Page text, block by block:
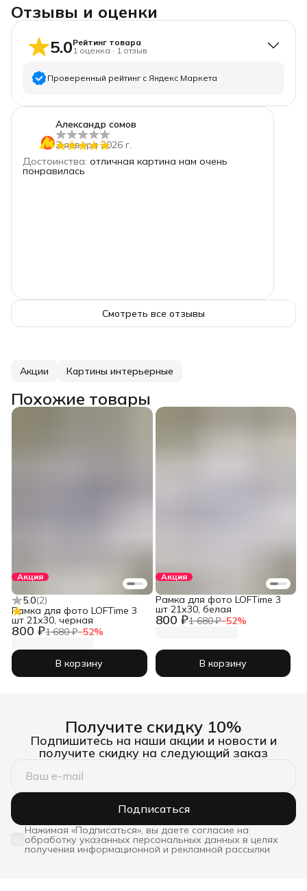
Отзывы и оценки
5.0Рейтинг товара
1 оценка · 1 отзыв
Проверенный рейтинг с Яндекс Маркета
5 звёзд
1
звезды
звезды
2 звезды
Александр сомов
2 января 2026 г.
Достоинства: отличная картина нам очень
понравилась
Смотреть все отзывы
Акции Картины интерьерные
Похожие товары
Акция
5.0(2)
800 ₽1 680 ₽−52%
Рамка для фото LOFTime 3
шт 21х30, черная
В корзину
Акция
800 ₽1 680 ₽−52%
Рамка для фото LOFTime 3
шт 21х30, белая
В корзину
Получите скидку 10%
Подпишитесь на наши акции и новости и
получите скидку на следующий заказ
Подписаться
Нажимая «Подписаться», вы даете согласие на
обработку указанных персональных данных в целях
получения информационной и рекламной рассылки